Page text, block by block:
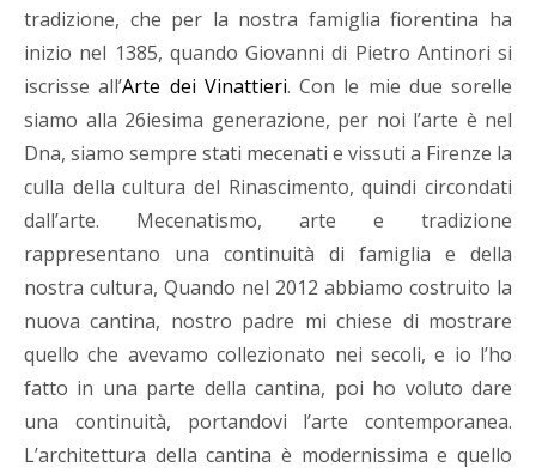
tradizione, che per la nostra famiglia fiorentina ha
inizio nel 1385, quando Giovanni di Pietro Antinori si
iscrisse all’Arte dei Vinattieri. Con le mie due sorelle
siamo alla 26iesima generazione, per noi l’arte è nel
Dna, siamo sempre stati mecenati e vissuti a Firenze la
culla della cultura del Rinascimento, quindi circondati
dall’arte. Mecenatismo, arte e tradizione
rappresentano una continuità di famiglia e della
nostra cultura, Quando nel 2012 abbiamo costruito la
nuova cantina, nostro padre mi chiese di mostrare
quello che avevamo collezionato nei secoli, e io l’ho
fatto in una parte della cantina, poi ho voluto dare
una continuità, portandovi l’arte contemporanea.
L’architettura della cantina è modernissima e quello